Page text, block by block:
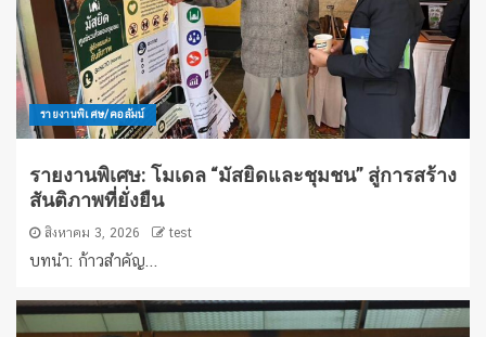
รายงานพิเศษ/คอลัมน์
รายงานพิเศษ: โมเดล “มัสยิดและชุมชน” สู่การสร้าง
สันติภาพที่ยั่งยืน
สิงหาคม 3, 2026 test
บทนำ: ก้าวสำคัญ...